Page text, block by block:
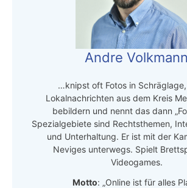
Andre Volkmann
…knipst oft Fotos in
Lokalnachrichten aus dem Kreis
bebildern und nennt das dann
Spezialgebiete sind Rechtsthemen,
und Unterhaltung. Er ist mit der
Neviges unterwegs. Spielt
Videogames.
Motto: „Online ist für alles